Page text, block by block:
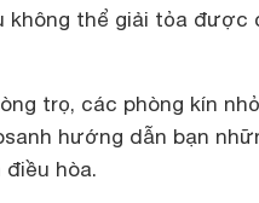
không thể giải tỏa được
trọ, các phòng kín nhỏ
hướng dẫn bạn
hòa.